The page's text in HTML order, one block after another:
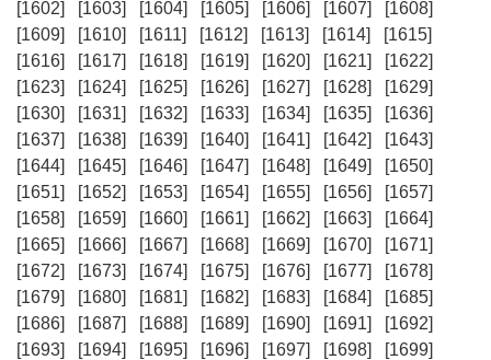
[1602]
[1603] [1604] [1605] [1606] [1607]
[1608]
[1609]
[1610] [1611] [1612] [1613] [1614]
[1615]
[1616]
[1617] [1618] [1619] [1620] [1621]
[1622]
[1623]
[1624] [1625] [1626] [1627] [1628]
[1629]
[1630]
[1631] [1632] [1633] [1634] [1635]
[1636]
[1637]
[1638] [1639] [1640] [1641] [1642]
[1643]
[1644]
[1645] [1646] [1647] [1648] [1649]
[1650]
[1651]
[1652] [1653] [1654] [1655] [1656]
[1657]
[1658]
[1659] [1660] [1661] [1662] [1663]
[1664]
[1665]
[1666] [1667] [1668] [1669] [1670]
[1671]
[1672]
[1673] [1674] [1675] [1676] [1677]
[1678]
[1679]
[1680] [1681] [1682] [1683] [1684]
[1685]
[1686]
[1687] [1688] [1689] [1690] [1691]
[1692]
[1693]
[1694] [1695] [1696] [1697] [1698]
[1699]